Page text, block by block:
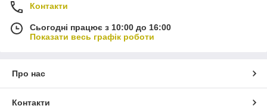
Контакти
Сьогодні працює з 10:00 до 16:00
Показати весь графік роботи
Про нас
Контакти